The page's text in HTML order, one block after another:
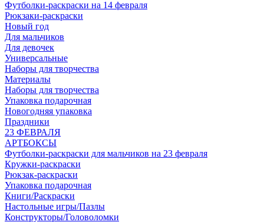
Футболки-раскраски на 14 февраля
Рюкзаки-раскраски
Новый год
Для мальчиков
Для девочек
Универсальные
Наборы для творчества
Материалы
Наборы для творчества
Упаковка подарочная
Новогодняя упаковка
Праздники
23 ФЕВРАЛЯ
АРТБОКСЫ
Футболки-раскраски для мальчиков на 23 февраля
Кружки-раскраски
Рюкзак-раскраски
Упаковка подарочная
Книги/Раскраски
Настольные игры/Пазлы
Конструкторы/Головоломки